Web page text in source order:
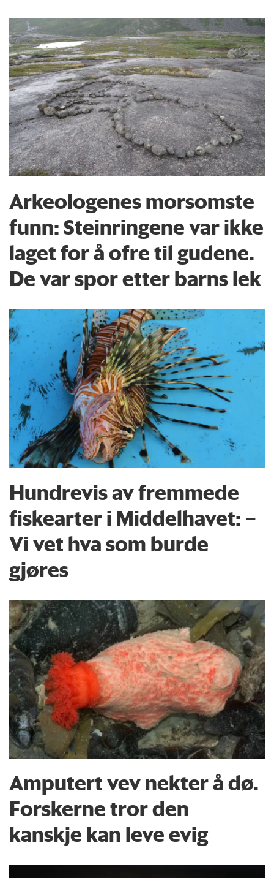
Arkeologenes morsomste
funn: Steinringene var ikke
laget for å ofre til gudene.
De var spor etter barns lek
Hundrevis av fremmede
fiskearter i Middelhavet: –
Vi vet hva som burde
gjøres
Amputert vev nekter å dø.
Forskerne tror den
kanskje kan leve evig